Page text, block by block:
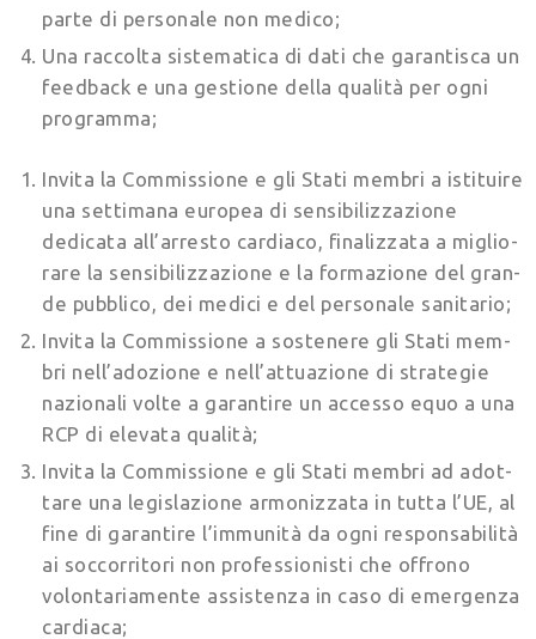
parte di personale non medico;
Una raccolta sistematica di dati che garantisca un
feedback e una gestione della qualità per ogni
programma;
Invita la Commissione e gli Stati membri a isti­tuire
una settimana europea di sensibilizzazione
dedicata all’arresto cardiaco, finalizzata a miglio­
rare la sensibilizzazione e la formazione del gran­
de pubblico, dei medici e del personale sanitario;
Invita la Commissione a sostenere gli Stati mem­
bri nell’adozione e nell’attuazione di strategie
nazionali volte a garantire un accesso equo a una
RCP di elevata qualità;
Invita la Commissione e gli Stati membri ad adot­
tare una legislazione armonizzata in tutta l’UE, al
fine di garantire l’immunità da ogni responsabi­lità
ai soccorritori non professionisti che offrono
volontariamente assistenza in caso di emergenza
cardiaca;